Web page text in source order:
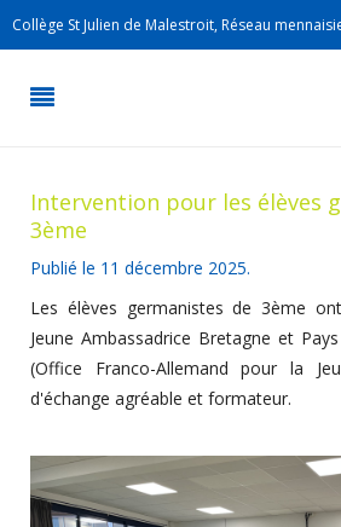
Collège St Julien de Malestroit, Réseau
Intervention pour les élèves
3ème
Publié le 11 décembre 2025.
Les élèves germanistes de 3ème
Jeune Ambassadrice Bretagne et
(Office Franco-Allemand pour la
d'échange agréable et formateur.